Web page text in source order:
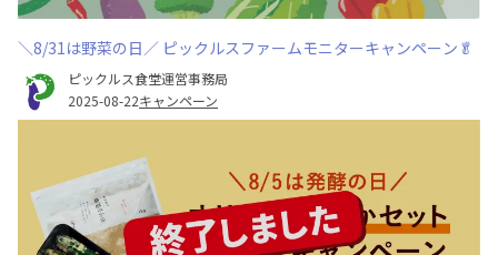
＼8/31は野菜の日／ ピックルスファームモニターキャンペーン🥬
ピックルス食堂運営事務局
2025-08-22キャンペーン